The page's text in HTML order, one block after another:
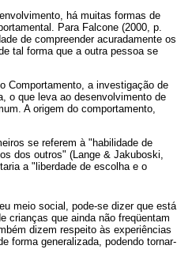
há muitas formas de
Para Falcone (2000, p.
de compreender acuradamente os
tal forma que a outra pessoa se
Comportamento, a investigação de
o que leva ao desenvolvimento de
A origem do comportamento,
se referem à "habilidade de
dos outros" (Lange & Jakuboski,
a "liberdade de escolha e o
meio social, pode-se dizer que está
crianças que ainda não freqüentam
dizem respeito às experiências
forma generalizada, podendo tornar-